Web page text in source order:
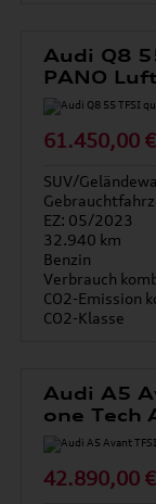
Audi Q8
PANO
61.450,00 €
SUV/
EZ: 05/2023
32.940 km
Benzin
Verbrauch
CO2-Emission
CO2-Klasse
Audi A5
one Tech
42.890,00 €